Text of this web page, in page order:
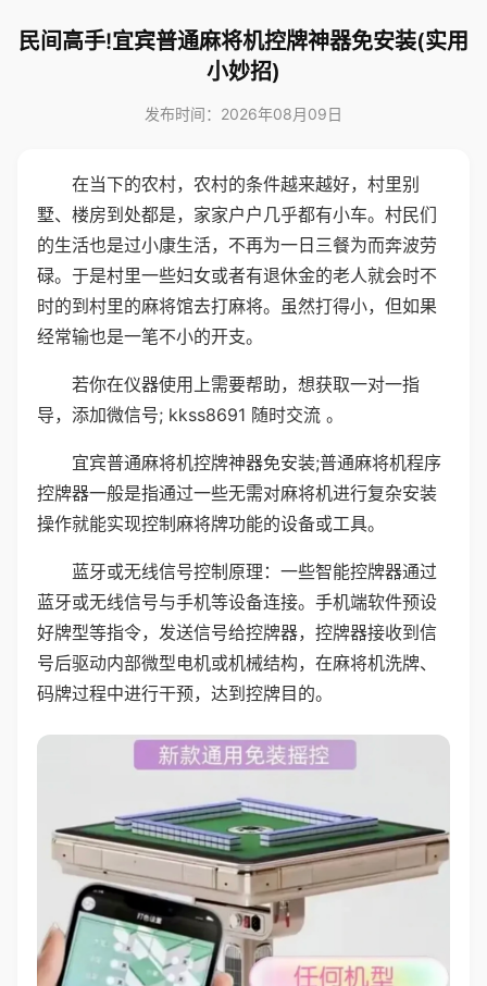
民间高手!宜宾普通麻将机控牌神器免安装(实用
小妙招)
发布时间：2026年08月09日
在当下的农村，农村的条件越来越好，村里别
墅、楼房到处都是，家家户户几乎都有小车。村民们
的生活也是过小康生活，不再为一日三餐为而奔波劳
碌。于是村里一些妇女或者有退休金的老人就会时不
时的到村里的麻将馆去打麻将。虽然打得小，但如果
经常输也是一笔不小的开支。
若你在仪器使用上需要帮助，想获取一对一指
导，添加微信号; kkss8691 随时交流 。
宜宾普通麻将机控牌神器免安装;普通麻将机程序
控牌器一般是指通过一些无需对麻将机进行复杂安装
操作就能实现控制麻将牌功能的设备或工具。
蓝牙或无线信号控制原理：一些智能控牌器通过
蓝牙或无线信号与手机等设备连接。手机端软件预设
好牌型等指令，发送信号给控牌器，控牌器接收到信
号后驱动内部微型电机或机械结构，在麻将机洗牌、
码牌过程中进行干预，达到控牌目的。